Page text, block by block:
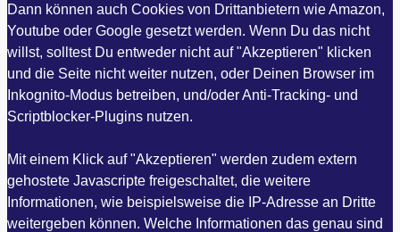
Dann können auch Cookies von Drittanbietern wie Amazon,
Youtube oder Google gesetzt werden. Wenn Du das nicht
willst, solltest Du entweder nicht auf "Akzeptieren" klicken
und die Seite nicht weiter nutzen, oder Deinen Browser im
Inkognito-Modus betreiben, und/oder Anti-Tracking- und
Scriptblocker-Plugins nutzen.
Mit einem Klick auf "Akzeptieren" werden zudem extern
gehostete Javascripte freigeschaltet, die weitere
Informationen, wie beispielsweise die IP-Adresse an Dritte
weitergeben können. Welche Informationen das genau sind